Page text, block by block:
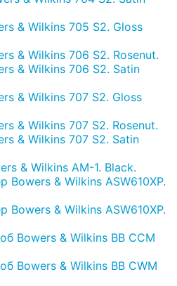
& Wilkins 705 S2. Gloss
& Wilkins 706 S2. Rosenut.
& Wilkins 706 S2. Satin
& Wilkins 707 S2. Gloss
& Wilkins 707 S2. Rosenut.
& Wilkins 707 S2. Satin
& Wilkins AM-1. Black.
Bowers & Wilkins ASW610XP.
Bowers & Wilkins ASW610XP.
Bowers & Wilkins BB CCM
Bowers & Wilkins BB CWM